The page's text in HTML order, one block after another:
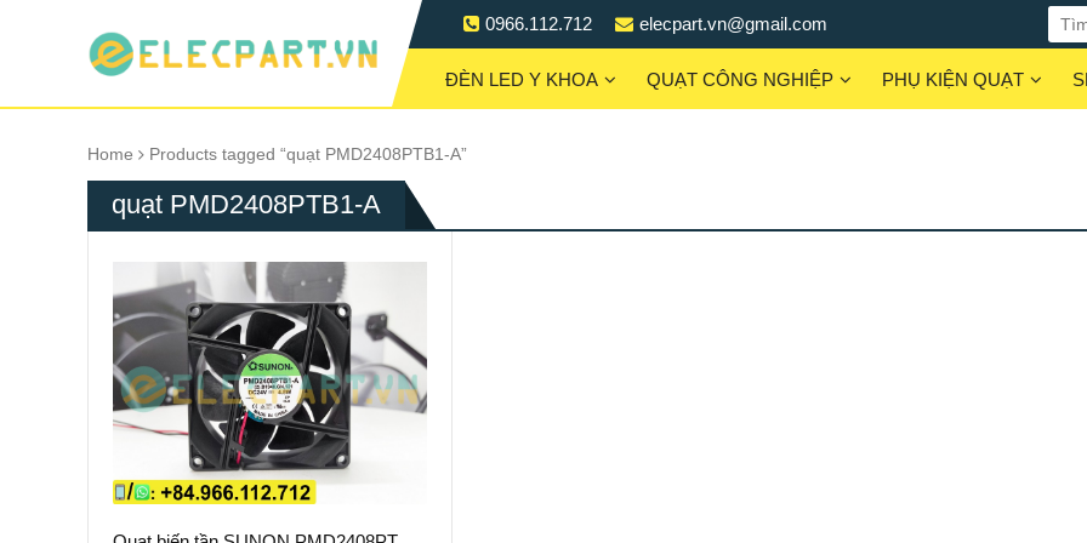
0966.112.712 elecpart.vn@gmail.com
ĐÈN LED Y KHOA QUẠT CÔNG NGHIỆP PHỤ KIỆN QUẠT
Home Products tagged “quạt PMD2408PTB1-A”
quạt PMD2408PTB1-A